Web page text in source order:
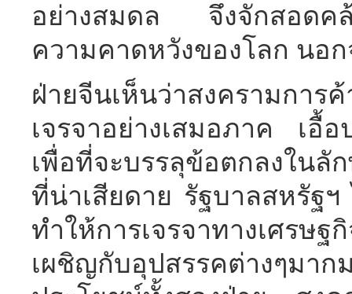
อย่างสมดล จึงจักสอดคล้
ความคาดหวังของโลก นอ
ฝ่ายจีนเห็นว่าสงครามกา
เจรจาอย่างเสมอภาค เอื้
เพื่อที่จะบรรลุข้อตกลงใน
ที่น่าเสียดาย รัฐบาลสหรัฐ
ทำให้การเจรจาทางเศรษ
เผชิญกับอุปสรรคต่างๆม